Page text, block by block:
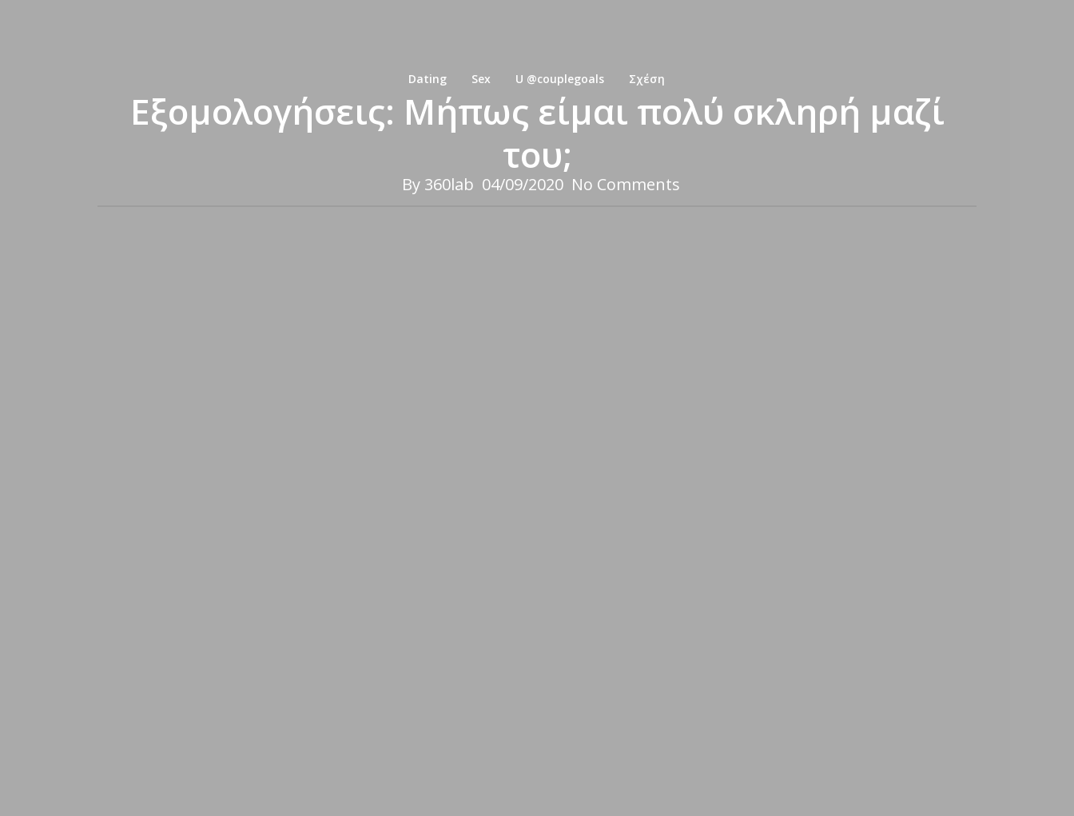
Dating Sex U @couplegoals Σχέση
Εξομολογήσεις: Μήπως είμαι πολύ σκληρή μαζί
του;
By 360lab 04/09/2020 No Comments